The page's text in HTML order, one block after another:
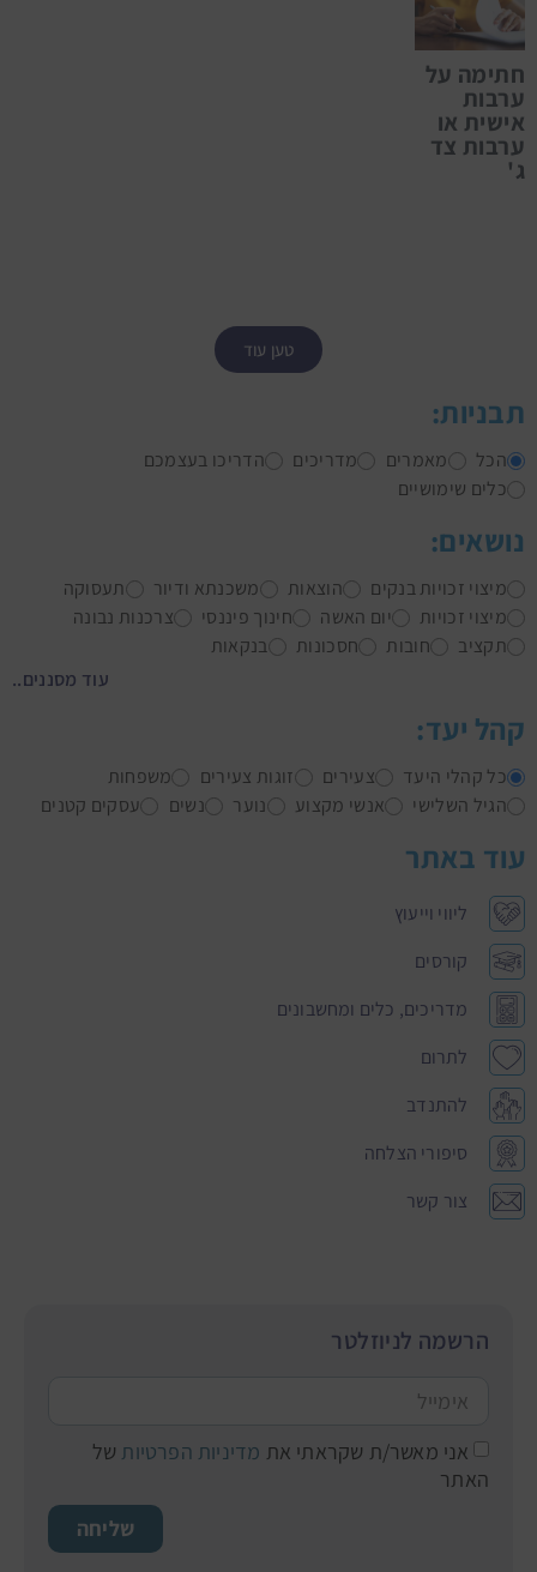
תבניות:
הכל מאמרים מדריכים
הדריכו בעצמכם
כלים שימושיים
נושאים:
מיצוי זכויות בנקים הוצאות משכנתא ודיור
תעסוקה
מיצוי זכויות
יום האשה חינוך פיננסי
צרכנות נבונה
תקציב
חובות חסכונות
בנקאות
עוד מסננים..
קהל יעד:
כל קהלי היעד צעירים זוגות צעירים
משפחות
הגיל השלישי
אנשי מקצוע נוער נשים עסקים קטנים
עוד באתר
ליווי וייעוץ
קורסים
מדריכים, כלים ומחשבונים
לתרום
להתנדב
סיפורי הצלחה
צור קשר
חתימה על
ערבות
אישית או
ערבות צד
ג'
טען עוד
הרשמה לניוזלטר
אני מאשר/ת שקראתי את מדיניות הפרטיות של
האתר
שליחה